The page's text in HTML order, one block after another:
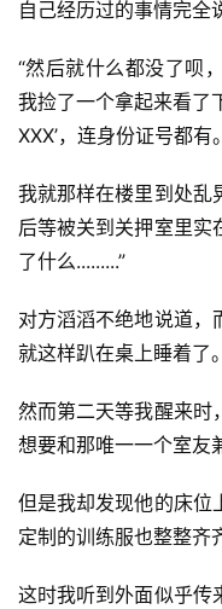
自己经历过的事情完全
“然后就什么都没了呗
我捡了一个拿起来看了
XXX’，连身份证号都有。
我就那样在楼里到处乱
后等被关到关押室里实
了什么.........”
对方滔滔不绝地说道，
就这样趴在桌上睡着了。
然而第二天等我醒来时
想要和那唯一一个室友
但是我却发现他的床位
定制的训练服也整整齐
这时我听到外面似乎传